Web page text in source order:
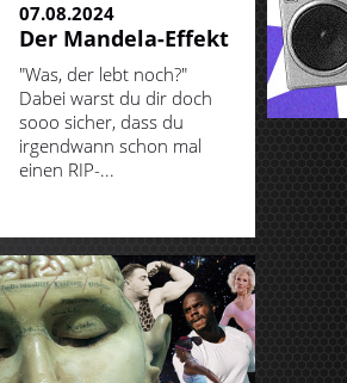
07.08.2024
Der Mandela-Effekt
"Was, der lebt noch?"
Dabei warst du dir doch
sooo sicher, dass du
irgendwann schon mal
einen RIP-...